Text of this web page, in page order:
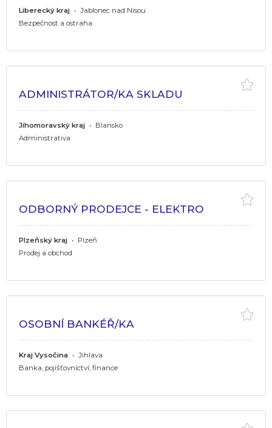
Liberecký kraj • Jablonec nad Nisou
Bezpečnost a ostraha
ADMINISTRÁTOR/KA SKLADU
Jihomoravský kraj • Blansko
Administrativa
ODBORNÝ PRODEJCE - ELEKTRO
Plzeňský kraj • Plzeň
Prodej a obchod
OSOBNÍ BANKÉŘ/KA
Kraj Vysočina • Jihlava
Banka, pojišťovnictví, finance